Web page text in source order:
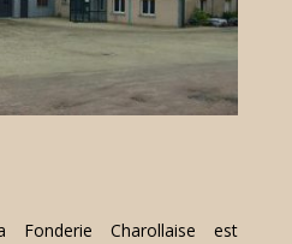
Fonderie Charollaise est